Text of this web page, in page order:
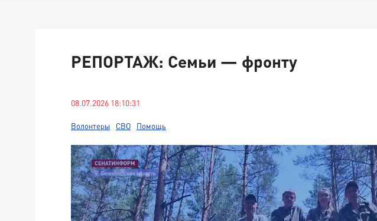
РЕПОРТАЖ: Семьи — фронту
08.07.2026 18:10:31
Волонтеры СВО Помощь